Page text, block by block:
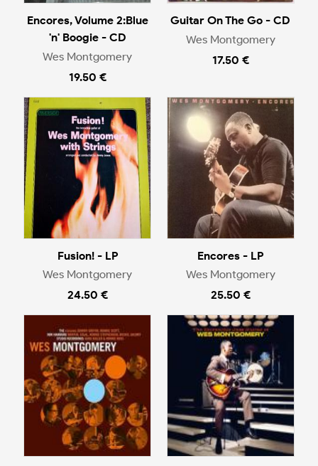
Encores, Volume 2:Blue
'n' Boogie - CD
Wes Montgomery
19.50 €
Guitar On The Go - CD
Wes Montgomery
17.50 €
Fusion! - LP
Wes Montgomery
24.50 €
Encores - LP
Wes Montgomery
25.50 €